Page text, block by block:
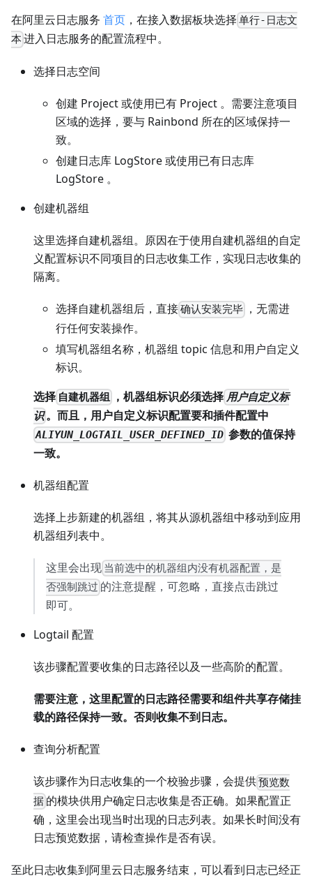
在阿里云日志服务 首页 ，在接入数据板块选择 单行-日志文
本 进入日志服务的配置流程中。
选择日志空间
创建 Project 或使用已有 Project 。需要注意项目
区域的选择，要与 Rainbond 所在的区域保持一
致。
创建日志库 LogStore 或使用已有日志库
LogStore 。
创建机器组
这里选择自建机器组。原因在于使用自建机器组的自定
义配置标识不同项目的日志收集工作，实现日志收集的
隔离。
选择自建机器组后，直接确认安装完毕 ，无需进
行任何安装操作。
填写机器组名称，机器组 topic 信息和用户自定义
标识。
选择 自建机器组 ，机器组标识必须选择 用户自定义标
识 。而且，用户自定义标识配置要和插件配置中
ALIYUN_LOGTAIL_USER_DEFINED_ID 参数的值保持
一致。
机器组配置
选择上步新建的机器组，将其从源机器组中移动到应用
机器组列表中。
这里会出现 当前选中的机器组内没有机器配置，是
否强制跳过 的注意提醒，可忽略，直接点击跳过
即可。
Logtail 配置
该步骤配置要收集的日志路径以及一些高阶的配置。
需要注意，这里配置的日志路径需要和组件共享存储挂
载的路径保持一致。否则收集不到日志。
查询分析配置
该步骤作为日志收集的一个校验步骤，会提供预览数
据 的模块供用户确定日志收集是否正确。如果配置正
确，这里会出现当时出现的日志列表。如果长时间没有
日志预览数据，请检查操作是否有误。
至此日志收集到阿里云日志服务结束，可以看到日志已经正